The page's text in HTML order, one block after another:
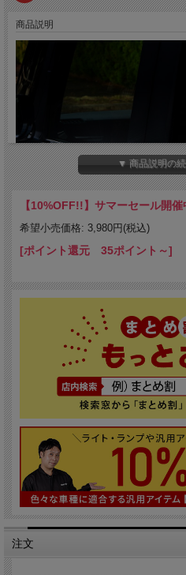
商品説明
▼ 商品説明の
【10%OFF!!】サマーセール開催
希望小売価格: 3,980円(税込)
[ポイント還元 35ポイント～]
注文